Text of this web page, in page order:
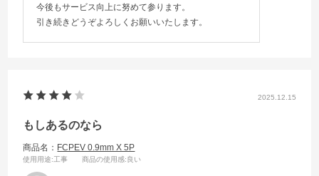
今後もサービス向上に努めて参ります。
引き続きどうぞよろしくお願いいたします。
2025.12.15
もしあるのなら
商品名： FCPEV 0.9mm X 5P
使用用途:工事 商品の使用感:良い